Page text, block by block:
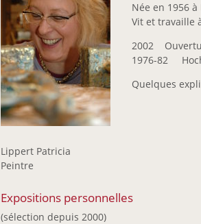
Lippert Patricia
Peintre
Née en 1956
Vit et travaille
2002
1976-82
Quelques
Expositions personnelles
(sélection depuis 2000)